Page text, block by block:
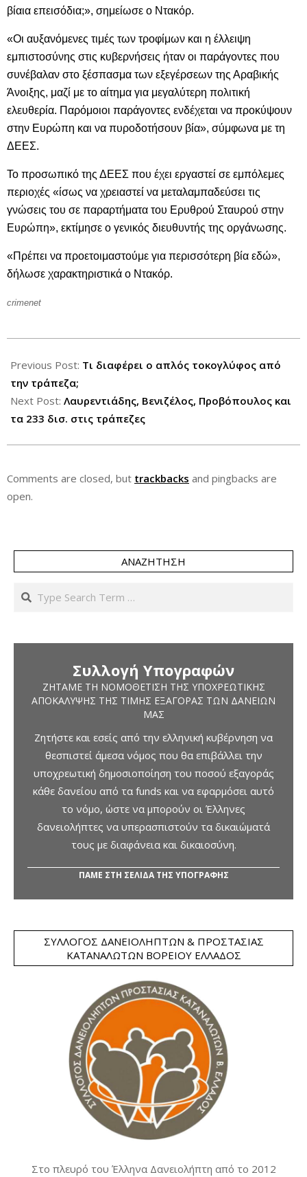
βίαια επεισόδια;», σημείωσε ο Ντακόρ.
«Οι αυξανόμενες τιμές των τροφίμων και η έλλειψη
εμπιστοσύνης στις κυβερνήσεις ήταν οι παράγοντες που
συνέβαλαν στο ξέσπασμα των εξεγέρσεων της Αραβικής
Άνοιξης, μαζί με το αίτημα για μεγαλύτερη πολιτική
ελευθερία. Παρόμοιοι παράγοντες ενδέχεται να προκύψουν
στην Ευρώπη και να πυροδοτήσουν βία», σύμφωνα με τη
ΔΕΕΣ.
Το προσωπικό της ΔΕΕΣ που έχει εργαστεί σε εμπόλεμες
περιοχές «ίσως να χρειαστεί να μεταλαμπαδεύσει τις
γνώσεις του σε παραρτήματα του Ερυθρού Σταυρού στην
Ευρώπη», εκτίμησε ο γενικός διευθυντής της οργάνωσης.
«Πρέπει να προετοιμαστούμε για περισσότερη βία εδώ»,
δήλωσε χαρακτηριστικά ο Ντακόρ.
crimenet
01-
02
Previous Post: Τι διαφέρει ο απλός τοκογλύφος από
την τράπεζα;
Next Post: Λαυρεντιάδης, Βενιζέλος, Προβόπουλος και
τα 233 δισ. στις τράπεζες
Comments are closed, but trackbacks and pingbacks are
open.
ΑΝΑΖΉΤΗΣΗ
Search
Συλλογή Υπογραφών
ΖΗΤΆΜΕ ΤΗ ΝΟΜΟΘΈΤΙΣΗ ΤΗΣ ΥΠΟΧΡΕΩΤΙΚΉΣ
ΑΠΟΚΆΛΥΨΗΣ ΤΗΣ ΤΙΜΉΣ ΕΞΑΓΟΡΆΣ ΤΩΝ ΔΑΝΕΊΩΝ
ΜΑΣ
Ζητήστε και εσείς από την ελληνική κυβέρνηση να
θεσπιστεί άμεσα νόμος που θα επιβάλλει την
υποχρεωτική δημοσιοποίηση του ποσού εξαγοράς
κάθε δανείου από τα funds και να εφαρμόσει αυτό
το νόμο, ώστε να μπορούν οι Έλληνες
δανειολήπτες να υπερασπιστούν τα δικαιώματά
τους με διαφάνεια και δικαιοσύνη.
ΠΑΜΕ ΣΤΗ ΣΕΛΙΔΑ ΤΗΣ ΥΠΟΓΡΑΦΗΣ
ΣΎΛΛΟΓΟΣ ΔΑΝΕΙΟΛΗΠΤΏΝ & ΠΡΟΣΤΑΣΊΑΣ
ΚΑΤΑΝΑΛΩΤΏΝ ΒΟΡΕΊΟΥ ΕΛΛΆΔΟΣ
Στο πλευρό του Έλληνα Δανειολήπτη από το 2012